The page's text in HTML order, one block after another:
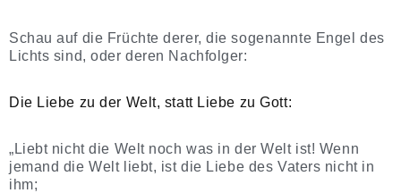
Schau auf die Früchte derer, die sogenannte Engel des
Lichts sind, oder deren Nachfolger:
Die Liebe zu der Welt, statt Liebe zu Gott:
„Liebt nicht die Welt noch was in der Welt ist! Wenn
jemand die Welt liebt, ist die Liebe des Vaters nicht in
ihm;